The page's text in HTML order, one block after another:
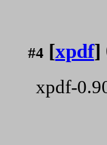
#4 [xpdf]
xpdf-